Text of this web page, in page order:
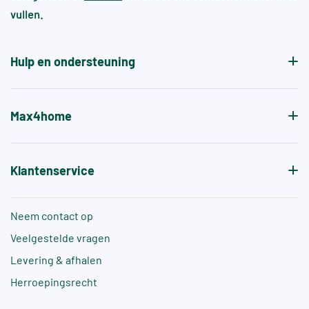
aanvullende normen, zoals +A of +B, die specifiek
vullen.
Hulp en ondersteuning
Max4home
Klantenservice
Neem contact op
Veelgestelde vragen
Levering & afhalen
Herroepingsrecht